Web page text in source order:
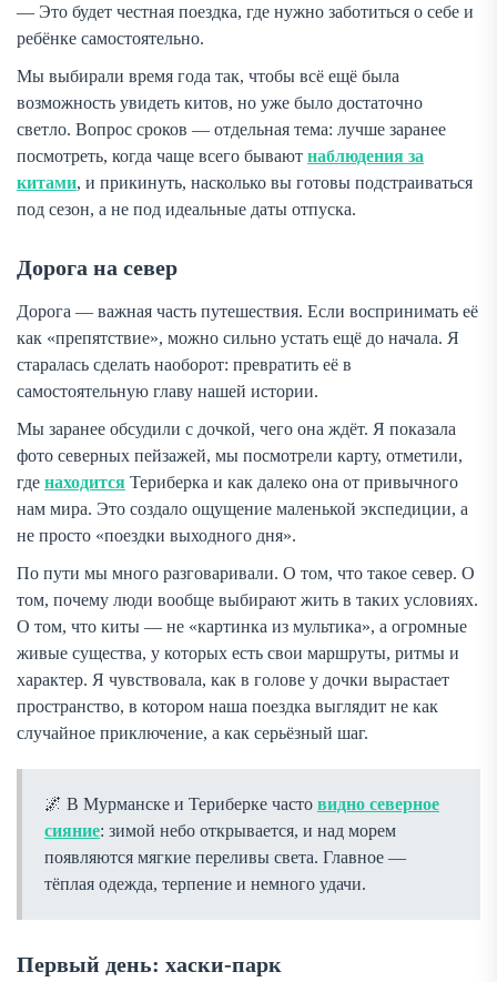
— Это будет честная поездка, где нужно заботиться о себе и
ребёнке самостоятельно.
Мы выбирали время года так, чтобы всё ещё была
возможность увидеть китов, но уже было достаточно
светло. Вопрос сроков — отдельная тема: лучше заранее
посмотреть, когда чаще всего бывают наблюдения за
китами, и прикинуть, насколько вы готовы подстраиваться
под сезон, а не под идеальные даты отпуска.
Дорога на север
Дорога — важная часть путешествия. Если воспринимать её
как «препятствие», можно сильно устать ещё до начала. Я
старалась сделать наоборот: превратить её в
самостоятельную главу нашей истории.
Мы заранее обсудили с дочкой, чего она ждёт. Я показала
фото северных пейзажей, мы посмотрели карту, отметили,
где находится Териберка и как далеко она от привычного
нам мира. Это создало ощущение маленькой экспедиции, а
не просто «поездки выходного дня».
По пути мы много разговаривали. О том, что такое север. О
том, почему люди вообще выбирают жить в таких условиях.
О том, что киты — не «картинка из мультика», а огромные
живые существа, у которых есть свои маршруты, ритмы и
характер. Я чувствовала, как в голове у дочки вырастает
пространство, в котором наша поездка выглядит не как
случайное приключение, а как серьёзный шаг.
В Мурманске и Териберке частовидно северное
сияние: зимой небо открывается, и над морем
появляются мягкие переливы света. Главное —
тёплая одежда, терпение и немного удачи.
Первый день: хаски-парк